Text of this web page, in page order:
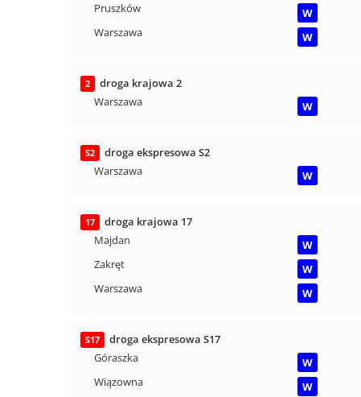
Pruszków
W
Warszawa
W
2
droga krajowa 2
Warszawa
W
S2
droga ekspresowa S2
Warszawa
W
17
droga krajowa 17
Majdan
W
Zakręt
W
Warszawa
W
S17
droga ekspresowa S17
Góraszka
W
Wiązowna
W